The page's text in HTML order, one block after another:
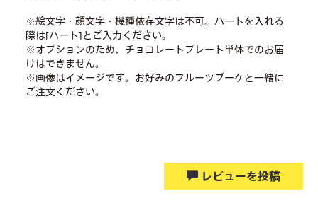
※絵文字・顔文字・機種依存文字は不可。ハートを入れる
際は[ハート]とご入力ください。
※オプションのため、チョコレートプレート単体でのお届
けはできません。
※画像はイメージです。お好みのフルーツブーケと一緒に
ご注文ください。
レビューを投稿